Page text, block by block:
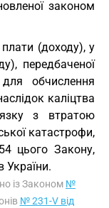
законом
(доходу), у
передбаченої
обчислення
каліцтва
з втратою
катастрофи,
цього Закону,
України.
із Законом №
№ 231-V від